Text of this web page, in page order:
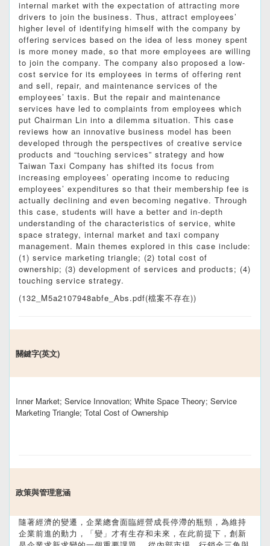
internal market with the expectation of attracting more
drivers to join the business. Thus, attract employees’
higher level of identifying himself with the company by
offering services based on the idea of less money spent
is more money made, so that more employees are willing
to join the company. The company also proposed a low-
cost service for its employees in terms of offering rent
and sell, repair, and maintenance services of the
employees’ taxis. But the repair and maintenance
services have led to complaints from employees which
put Chairman Lin into a dilemma situation. This case
reviews how an innovative business model has been
developed through the perspectives of creative service
products and “touching services” strategy and how
Taiwan Taxi Company has shifted its focus from
increasing employees’ operating income to reducing
employees’ expenditures so that their membership fee is
actually declining and even becoming negative. Through
this case, students will have a better and in-depth
understanding of the characteristics of service, white
space strategy, internal market and taxi company
management. Main themes explored in this case include:
(1) service marketing triangle; (2) total cost of
ownership; (3) development of services and products; (4)
touching service strategy.
(132_M5a2107948abfe_Abs.pdf(檔案不存在))
關鍵字(英文)
Inner Market; Service Innovation; White Space Theory; Service
Marketing Triangle; Total Cost of Ownership
政策與管理意涵
隨著經濟的變遷，企業總會面臨經營成長停滯的瓶頸，為維持
企業前進的動力，「變」才有生存和未來，在此前提下，創新